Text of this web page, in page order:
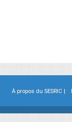
À propos du SESRIC |